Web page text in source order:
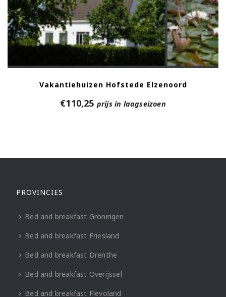
Vakantiehuizen Hofstede Elzenoord
€110,25 prijs in laagseizoen
PROVINCIES
Bed and breakfast Groningen
Bed and breakfast Friesland
Bed and breakfast Drenthe
Bed and breakfast Overijssel
Bed and breakfast Flevoland